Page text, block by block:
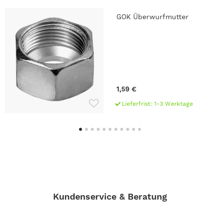
GOK Überwurfmutter
1,59 €
Lieferfrist: 1-3 Werktage
Kundenservice & Beratung